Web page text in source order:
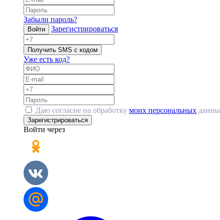
Забыли пароль?
Войти Зарегистрироваться
Получить SMS с кодом
Уже есть код?
Даю согласие на обработку моих персональных
Зарегистрироваться
Войти через